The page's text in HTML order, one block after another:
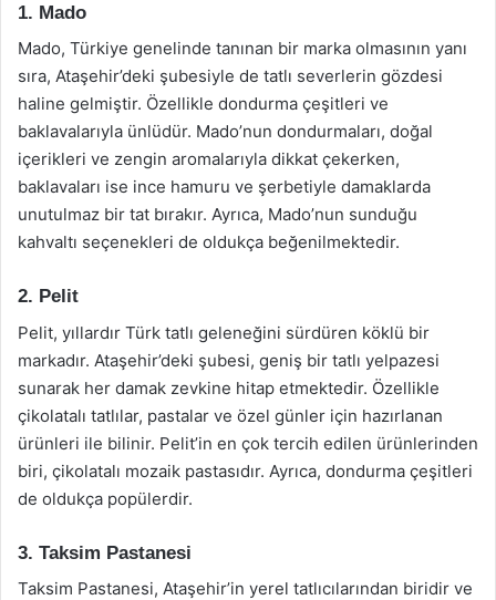
1. Mado
Mado, Türkiye genelinde tanınan bir marka olmasının yanı
sıra, Ataşehir’deki şubesiyle de tatlı severlerin gözdesi
haline gelmiştir. Özellikle dondurma çeşitleri ve
baklavalarıyla ünlüdür. Mado’nun dondurmaları, doğal
içerikleri ve zengin aromalarıyla dikkat çekerken,
baklavaları ise ince hamuru ve şerbetiyle damaklarda
unutulmaz bir tat bırakır. Ayrıca, Mado’nun sunduğu
kahvaltı seçenekleri de oldukça beğenilmektedir.
2. Pelit
Pelit, yıllardır Türk tatlı geleneğini sürdüren köklü bir
markadır. Ataşehir’deki şubesi, geniş bir tatlı yelpazesi
sunarak her damak zevkine hitap etmektedir. Özellikle
çikolatalı tatlılar, pastalar ve özel günler için hazırlanan
ürünleri ile bilinir. Pelit’in en çok tercih edilen ürünlerinden
biri, çikolatalı mozaik pastasıdır. Ayrıca, dondurma çeşitleri
de oldukça popülerdir.
3. Taksim Pastanesi
Taksim Pastanesi, Ataşehir’in yerel tatlıcılarından biridir ve